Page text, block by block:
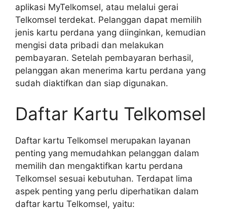
aplikasi MyTelkomsel, atau melalui gerai
Telkomsel terdekat. Pelanggan dapat memilih
jenis kartu perdana yang diinginkan, kemudian
mengisi data pribadi dan melakukan
pembayaran. Setelah pembayaran berhasil,
pelanggan akan menerima kartu perdana yang
sudah diaktifkan dan siap digunakan.
Daftar Kartu Telkomsel
Daftar kartu Telkomsel merupakan layanan
penting yang memudahkan pelanggan dalam
memilih dan mengaktifkan kartu perdana
Telkomsel sesuai kebutuhan. Terdapat lima
aspek penting yang perlu diperhatikan dalam
daftar kartu Telkomsel, yaitu: